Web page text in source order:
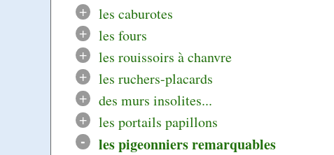
+
les caburotes
+
les fours
+
les rouissoirs à chanvre
+
les ruchers-placards
+
des murs insolites...
+
les portails papillons
- les pigeonniers remarquables